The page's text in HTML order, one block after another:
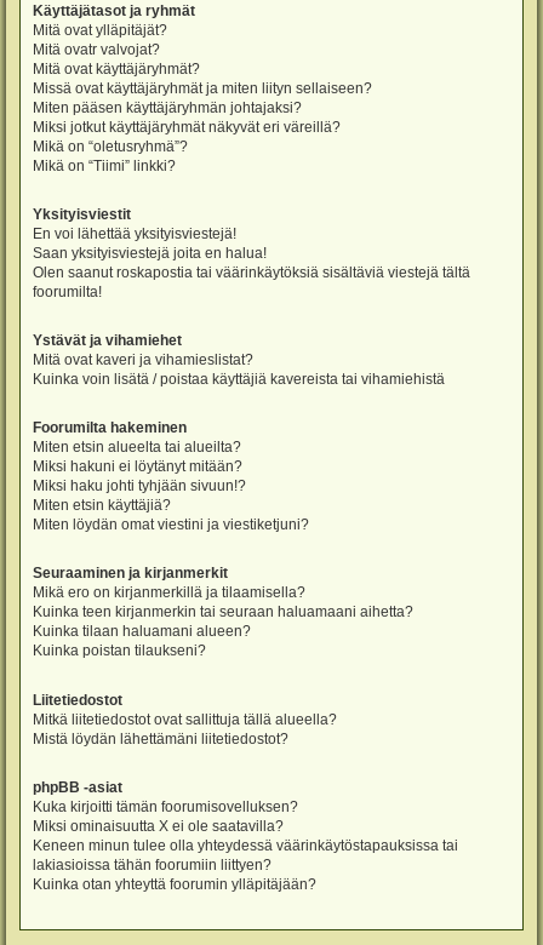
Käyttäjätasot ja ryhmät
Mitä ovat ylläpitäjät?
Mitä ovatr valvojat?
Mitä ovat käyttäjäryhmät?
Missä ovat käyttäjäryhmät ja miten liityn sellaiseen?
Miten pääsen käyttäjäryhmän johtajaksi?
Miksi jotkut käyttäjäryhmät näkyvät eri väreillä?
Mikä on “oletusryhmä”?
Mikä on “Tiimi” linkki?
Yksityisviestit
En voi lähettää yksityisviestejä!
Saan yksityisviestejä joita en halua!
Olen saanut roskapostia tai väärinkäytöksiä sisältäviä viestejä tältä
foorumilta!
Ystävät ja vihamiehet
Mitä ovat kaveri ja vihamieslistat?
Kuinka voin lisätä / poistaa käyttäjiä kavereista tai vihamiehistä
Foorumilta hakeminen
Miten etsin alueelta tai alueilta?
Miksi hakuni ei löytänyt mitään?
Miksi haku johti tyhjään sivuun!?
Miten etsin käyttäjiä?
Miten löydän omat viestini ja viestiketjuni?
Seuraaminen ja kirjanmerkit
Mikä ero on kirjanmerkillä ja tilaamisella?
Kuinka teen kirjanmerkin tai seuraan haluamaani aihetta?
Kuinka tilaan haluamani alueen?
Kuinka poistan tilaukseni?
Liitetiedostot
Mitkä liitetiedostot ovat sallittuja tällä alueella?
Mistä löydän lähettämäni liitetiedostot?
phpBB -asiat
Kuka kirjoitti tämän foorumisovelluksen?
Miksi ominaisuutta X ei ole saatavilla?
Keneen minun tulee olla yhteydessä väärinkäytöstapauksissa tai
lakiasioissa tähän foorumiin liittyen?
Kuinka otan yhteyttä foorumin ylläpitäjään?